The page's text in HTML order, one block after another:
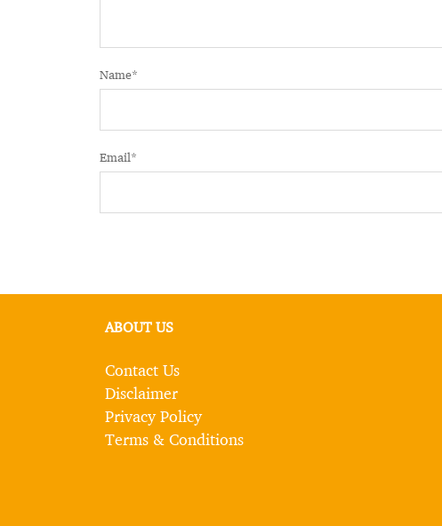
Name*
Email*
ABOUT US
Contact Us
Disclaimer
Privacy Policy
Terms & Conditions